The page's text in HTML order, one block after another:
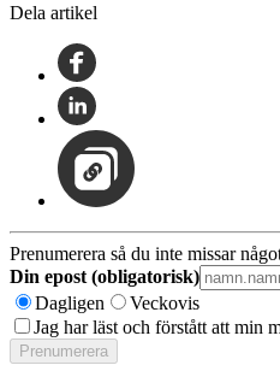
Dela artikel
Prenumerera så du inte missar
Din epost (obligatorisk)
Dagligen
Veckovis
Jag har läst och förstått att min